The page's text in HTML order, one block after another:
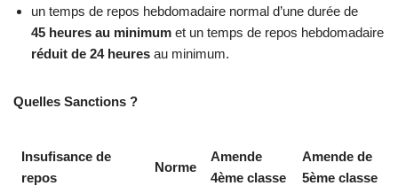
un temps de repos hebdomadaire normal d’une durée de
45 heures au minimum et un temps de repos hebdomadaire
réduit de 24 heures au minimum.
Quelles Sanctions ?
Insufisance de
repos
Norme
Amende
4ème classe
Amende de
5ème classe